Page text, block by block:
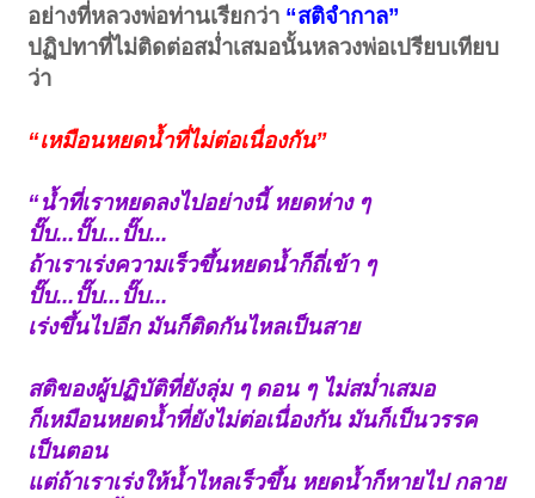
อย่างที่หลวงพ่อท่านเรียกว่า “สติจำกาล”
ปฏิปทาที่ไม่ติดต่อสม่ำเสมอนั้นหลวงพ่อเปรียบเทียบ
ว่า
“เหมือนหยดน้ำที่ไม่ต่อเนื่องกัน”
“น้ำที่เราหยดลงไปอย่างนี้ หยดห่าง ๆ
ปั๊บ...ปั๊บ...ปั๊บ...
ถ้าเราเร่งความเร็วขึ้นหยดน้ำก็ถี่เข้า ๆ
ปั๊บ...ปั๊บ...ปั๊บ...
เร่งขึ้นไปอีก มันก็ติดกันไหลเป็นสาย
สติของผู้ปฏิบัติที่ยังลุ่ม ๆ ดอน ๆ ไม่สม่ำเสมอ
ก็เหมือนหยดน้ำที่ยังไม่ต่อเนื่องกัน มันก็เป็นวรรค
เป็นตอน
แต่ถ้าเราเร่งให้น้ำไหลเร็วขึ้น หยดน้ำก็หายไป กลาย